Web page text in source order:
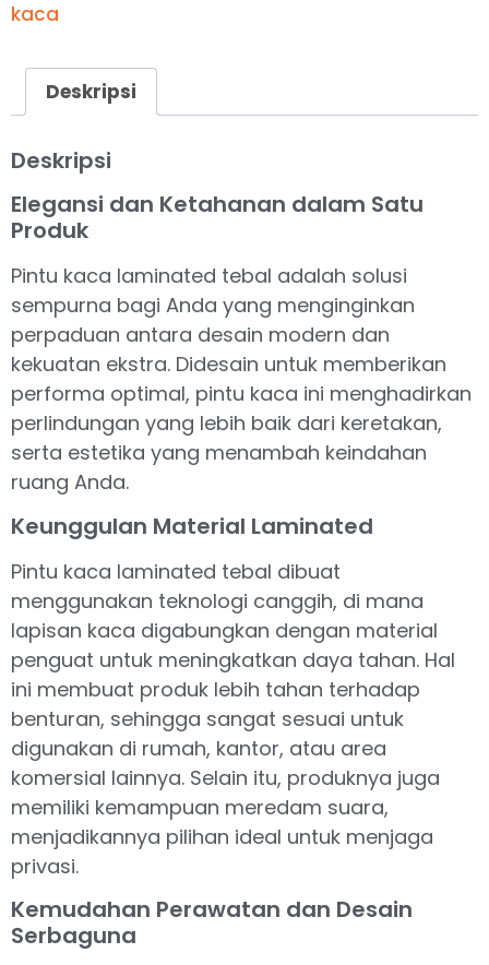
kaca
Deskripsi
Deskripsi
Elegansi dan Ketahanan dalam Satu
Produk
Pintu kaca laminated tebal adalah solusi
sempurna bagi Anda yang menginginkan
perpaduan antara desain modern dan
kekuatan ekstra. Didesain untuk memberikan
performa optimal, pintu kaca ini menghadirkan
perlindungan yang lebih baik dari keretakan,
serta estetika yang menambah keindahan
ruang Anda.
Keunggulan Material Laminated
Pintu kaca laminated tebal dibuat
menggunakan teknologi canggih, di mana
lapisan kaca digabungkan dengan material
penguat untuk meningkatkan daya tahan. Hal
ini membuat produk lebih tahan terhadap
benturan, sehingga sangat sesuai untuk
digunakan di rumah, kantor, atau area
komersial lainnya. Selain itu, produknya juga
memiliki kemampuan meredam suara,
menjadikannya pilihan ideal untuk menjaga
privasi.
Kemudahan Perawatan dan Desain
Serbaguna